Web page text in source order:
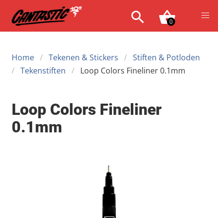
0
Home Tekenen & Stickers
Stiften & Potloden
Tekenstiften
Loop Colors Fineliner 0.1mm
Loop Colors Fineliner
0.1mm